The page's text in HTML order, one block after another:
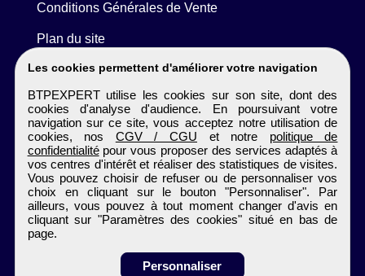
Les cookies permettent d'améliorer votre navigation
BTPEXPERT utilise les cookies sur son site, dont des
cookies d'analyse d'audience. En poursuivant votre
navigation sur ce site, vous acceptez notre utilisation de
cookies, nos CGV / CGU et notre politique de
confidentialitépour vous proposer des services adaptés à
vos centres d'intérêt et réaliser des statistiques de visites.
Vous pouvez choisir de refuser ou de personnaliser vos
choix en cliquant sur le bouton "Personnaliser". Par
ailleurs, vous pouvez à tout moment changer d'avis en
cliquant sur "Paramètres des cookies" situé en bas de
page.
Personnaliser
Conditions Générales de Vente
Plan du site